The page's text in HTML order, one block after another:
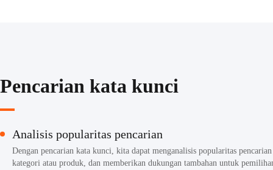
Pencarian kata kunci
Analisis popularitas pencarian
Dengan pencarian kata kunci, kita dapat menganalisis popularitas pencarian
kategori atau produk, dan memberikan dukungan tambahan untuk